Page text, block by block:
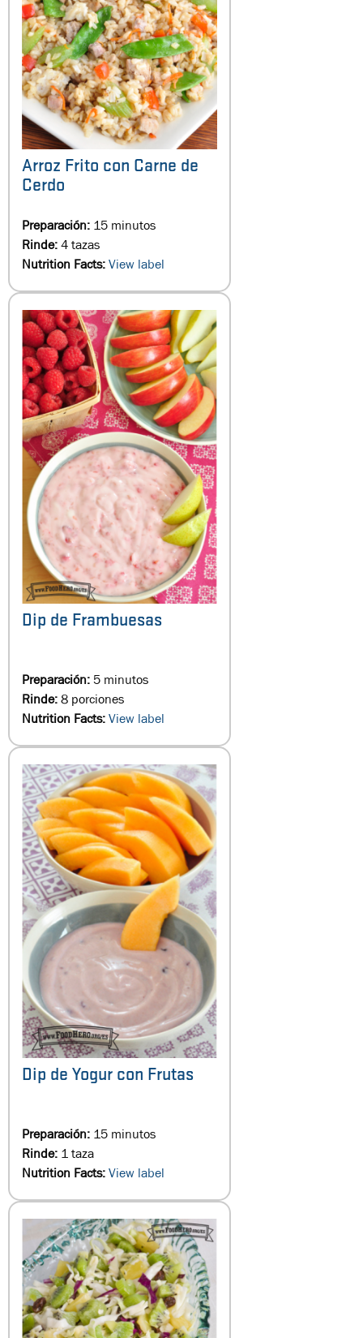
Arroz Frito con Carne de
Cerdo
Preparación: 15 minutos
Rinde:4 tazas
Nutrition Facts:View label
Dip de Frambuesas
Preparación:5 minutos
Rinde:8 porciones
Nutrition Facts:View label
Dip de Yogur con Frutas
Preparación: 15 minutos
Rinde: 1 taza
Nutrition Facts:View label